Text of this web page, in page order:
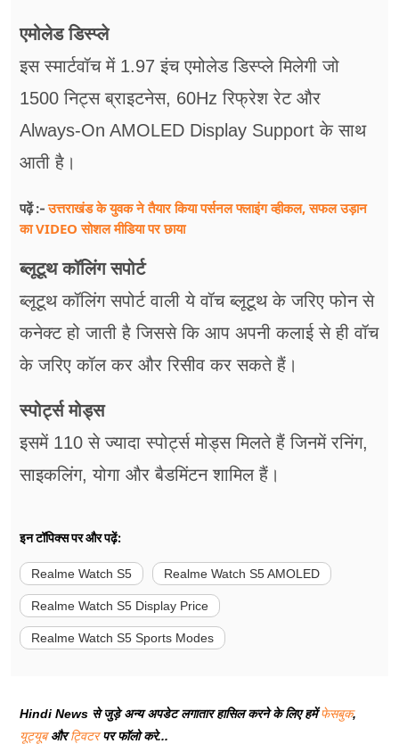
एमोलेड डिस्प्ले
इस स्मार्टवॉच में 1.97 इंच एमोलेड डिस्प्ले मिलेगी जो
1500 निट्स ब्राइटनेस, 60Hz रिफ्रेश रेट और
Always-On AMOLED Display Support के साथ
आती है।
पढ़ें :-उत्तराखंड के युवक ने तैयार किया पर्सनल फ्लाइंग व्हीकल, सफल उड़ान
का VIDEO सोशल मीडिया पर छाया
ब्लूटूथ कॉलिंग सपोर्ट
ब्लूटूथ कॉलिंग सपोर्ट वाली ये वॉच ब्लूटूथ के जरिए फोन से
कनेक्ट हो जाती है जिससे कि आप अपनी कलाई से ही वॉच
के जरिए कॉल कर और रिसीव कर सकते हैं।
स्पोर्ट्स मोड्स
इसमें 110 से ज्यादा स्पोर्ट्स मोड्स मिलते हैं जिनमें रनिंग,
साइकलिंग, योगा और बैडमिंटन शामिल हैं।
इन टॉपिक्स पर और पढ़ें:
Realme Watch S5 Realme Watch S5 AMOLED
Realme Watch S5 Display Price
Realme Watch S5 Sports Modes
Hindi News से जुड़े अन्य अपडेट लगातार हासिल करने के लिए हमेंफेसबुक,
यूट्यूबऔरट्विटरपर फॉलो करे...